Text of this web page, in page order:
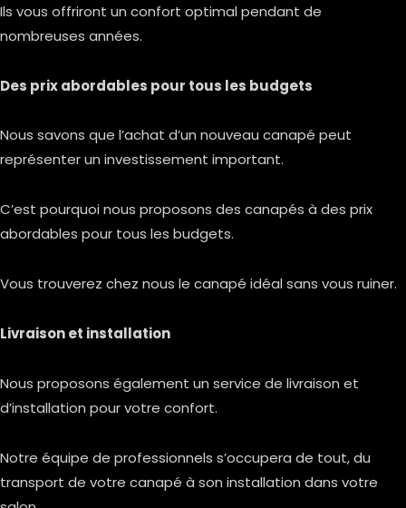
Ils vous offriront un confort optimal pendant de
nombreuses années.
Des prix abordables pour tous les budgets
Nous savons que l’achat d’un nouveau canapé peut
représenter un investissement important.
C’est pourquoi nous proposons des canapés à des prix
abordables pour tous les budgets.
Vous trouverez chez nous le canapé idéal sans vous ruiner.
Livraison et installation
Nous proposons également un service de livraison et
d’installation pour votre confort.
Notre équipe de professionnels s’occupera de tout, du
transport de votre canapé à son installation dans votre